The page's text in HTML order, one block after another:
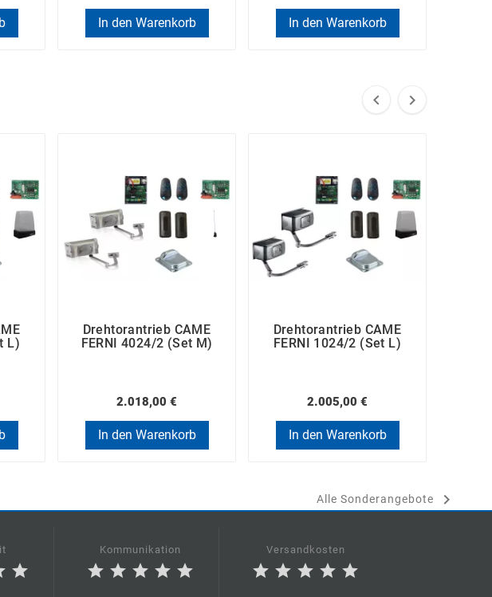
In den Warenkorb In den Warenkorb
 
L)
Drehtorantrieb CAME
FERNI 4024/2 (Set M)
2.018,00 €
In den Warenkorb
Drehtorantrieb CAME
FERNI 1024/2 (Set L)
2.005,00 €
In den Warenkorb
Alle Sonderangebote 
star
Kommunikation
star star star star star
Versandkosten
star star star star star